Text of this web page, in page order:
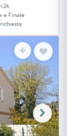
24
e Finale